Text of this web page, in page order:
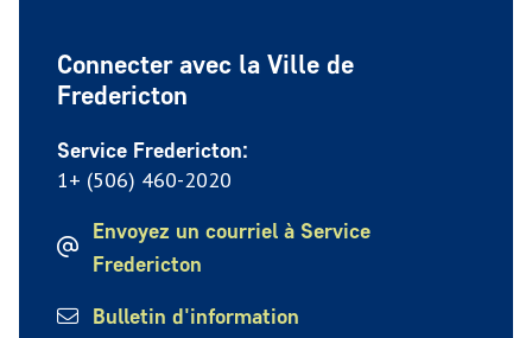
Connecter avec la Ville de
Fredericton
Service Fredericton:
1+ (506) 460-2020
Envoyez un courriel à Service
Fredericton
Bulletin d'information